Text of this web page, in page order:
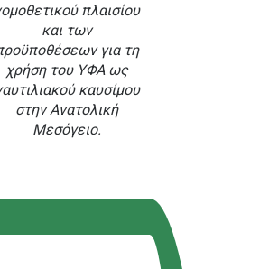
πλαισίου
και των
για τη
χρήση του ΥΦΑ ως
καυσίμου
στην Ανατολική
Μεσόγειο.